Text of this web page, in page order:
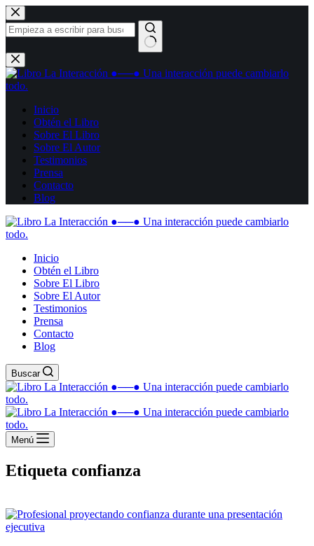
Inicio
Obtén el Libro
Sobre El Libro
Sobre El Autor
Testimonios
Prensa
Contacto
Blog
Inicio
Obtén el Libro
Sobre El Libro
Sobre El Autor
Testimonios
Prensa
Contacto
Blog
Buscar
Menú
Etiqueta confianza